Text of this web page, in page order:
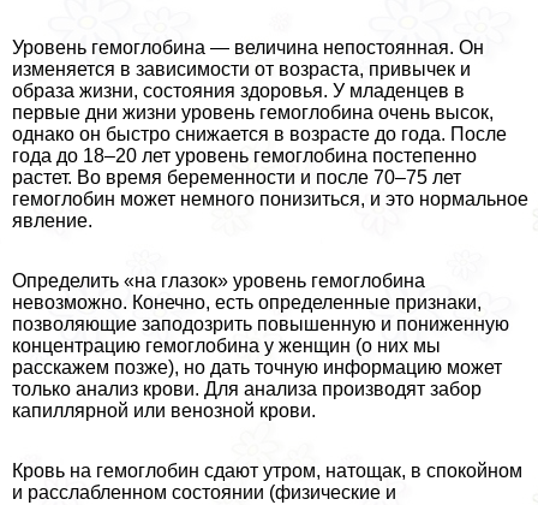
Уровень гемоглобина — величина непостоянная. Он
изменяется в зависимости от возраста, привычек и
образа жизни, состояния здоровья. У младенцев в
первые дни жизни уровень гемоглобина очень высок,
однако он быстро снижается в возрасте до года. После
года до 18–20 лет уровень гемоглобина постепенно
растет. Во время беременности и после 70–75 лет
гемоглобин может немного понизиться, и это нормальное
явление.
Определить «на глазок» уровень гемоглобина
невозможно. Конечно, есть определенные признаки,
позволяющие заподозрить повышенную и пониженную
концентрацию гемоглобина у женщин (о них мы
расскажем позже), но дать точную информацию может
только анализ крови. Для анализа производят забор
капиллярной или венозной крови.
Кровь на гемоглобин сдают утром, натощак, в спокойном
и расслабленном состоянии (физические и